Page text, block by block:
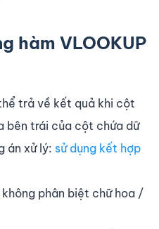
hàm VLOOKUP
trả về kết quả khi cột
bên trái của cột chứa dữ
án xử lý: sử dụng kết hợp
không phân biệt chữ hoa /